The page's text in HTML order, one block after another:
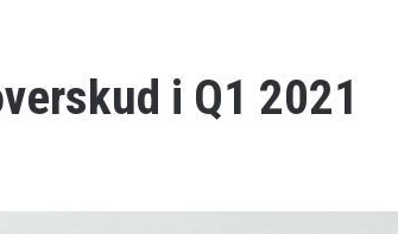
i Q1 2021